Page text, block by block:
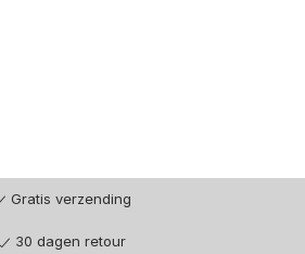
Gratis verzending
30 dagen retour